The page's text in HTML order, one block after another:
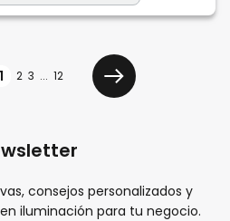
1 2 3 ... 12
Siguiente
consejos personalizados y
iluminación para tu negocio.